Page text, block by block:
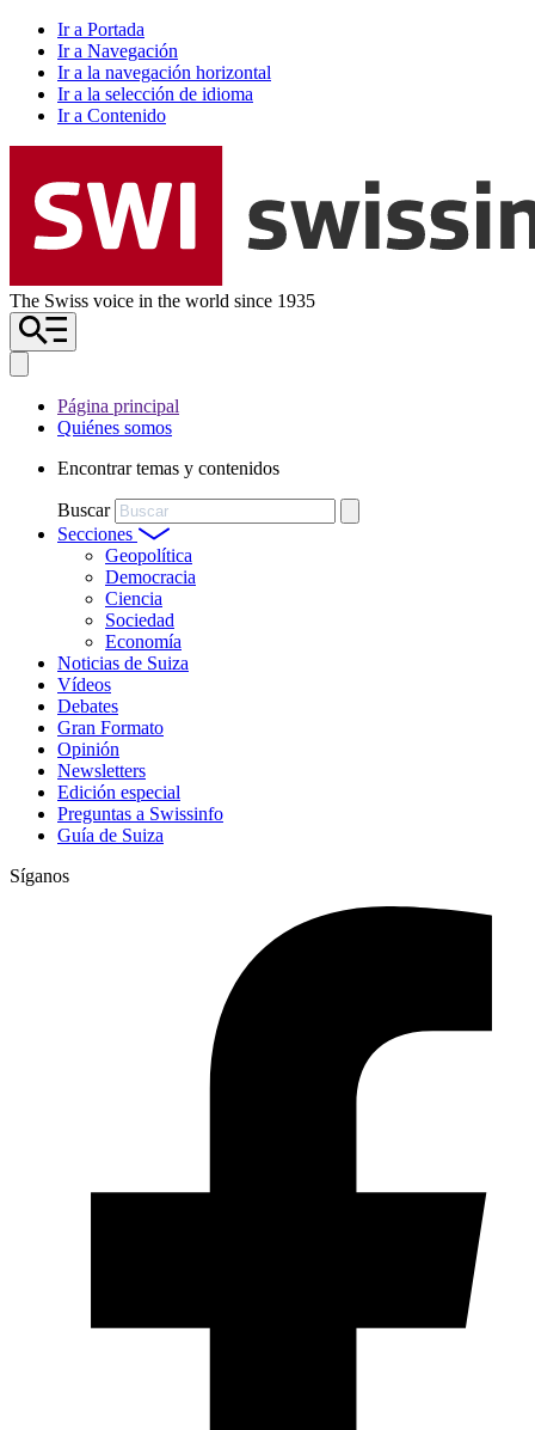
Ir a Portada
Ir a Navegación
Ir a la navegación horizontal
Ir a la selección de idioma
Ir a Contenido
The Swiss voice in the world since 1935
Página principal
Quiénes somos
Encontrar temas y contenidos
Buscar
Secciones
Geopolítica
Democracia
Ciencia
Sociedad
Economía
Noticias de Suiza
Vídeos
Debates
Gran Formato
Opinión
Newsletters
Edición especial
Preguntas a Swissinfo
Guía de Suiza
Síganos